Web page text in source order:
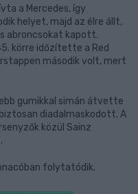
a Mercedes, így
helyet, majd az élre állt,
abroncsokat kapott.
körre időzítette a Red
második volt, mert
gumikkal simán átvette
diadalmaskodott. A
közül Sainz
folytatódik.